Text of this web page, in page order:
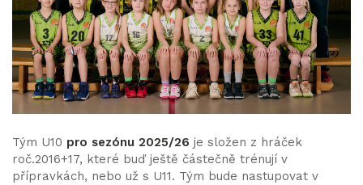
Tým U10 pro sezónu 2025/26 je složen z hráček
roč.2016+17, které buď ještě částečně trénují v
přípravkách, nebo už s U11. Tým bude nastupovat v